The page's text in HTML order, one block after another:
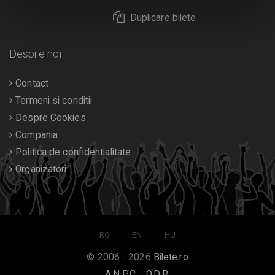
Duplicare bilete
Despre noi
Contact
Termeni si conditii
Despre Cookies
Compania
Politica de confidentialitate
Organizatori
RO EN HU
© 2006 - 2026 Bilete.ro